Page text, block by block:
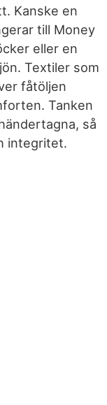
Kanske en
till Money
eller en
Textiler som
fåtöljen
Tanken
så
integritet.